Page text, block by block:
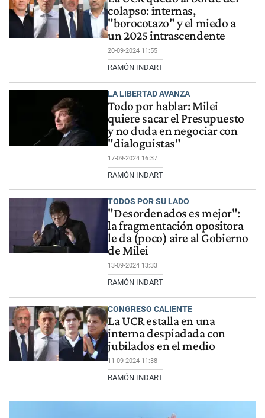
colapso: internas,
"borocotazo" y el miedo a
un 2025 intrascendente
20-09-2024 11:55
RAMÓN INDART
LA LIBERTAD AVANZA
Todo por hablar: Milei
quiere sacar el Presupuesto
y no duda en negociar con
"dialoguistas"
17-09-2024 16:37
RAMÓN INDART
TODOS POR SU LADO
"Desordenados es mejor":
la fragmentación opositora
le da (poco) aire al Gobierno
de Milei
13-09-2024 13:33
RAMÓN INDART
CONGRESO CALIENTE
La UCR estalla en una
interna despiadada con
jubilados en el medio
11-09-2024 11:38
RAMÓN INDART